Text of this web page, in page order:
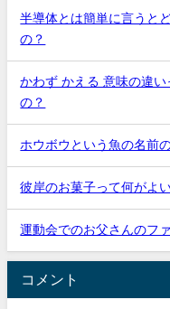
半導体とは簡単に言うと
の？
かわず かえる 意味の違
の？
ホウボウという魚の名前
彼岸のお菓子って何がよ
運動会でのお父さんのフ
コメント